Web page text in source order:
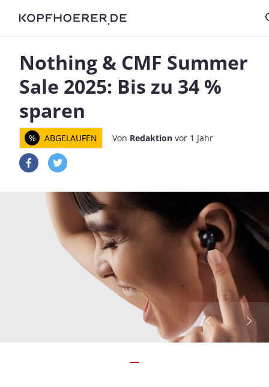
Nothing & CMF Summer
Sale 2025: Bis zu 34 %
sparen
% ABGELAUFEN Von Redaktion vor 1 Jahr